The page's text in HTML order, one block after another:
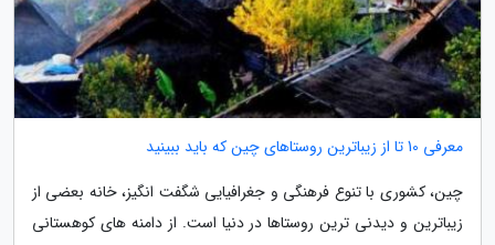
معرفی 10 تا از زیباترین روستاهای چین که باید ببینید
چین، کشوری با تنوع فرهنگی و جغرافیایی شگفت انگیز، خانه بعضی از
زیباترین و دیدنی ترین روستاها در دنیا است. از دامنه های کوهستانی